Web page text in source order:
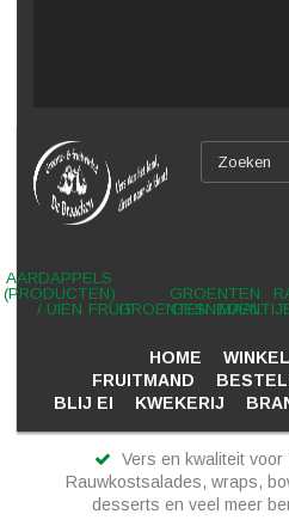
AARDAPPELS
(PRODUCTEN)
/ UIEN FRUITGROENTEN
GROENTEN
GESNEDEN
HOME WINKEL
FRUITMAND
BLIJ EI
KWEKERIJ
Vers en kwaliteit voor
Rauwkostsalades, wraps,
desserts en veel meer